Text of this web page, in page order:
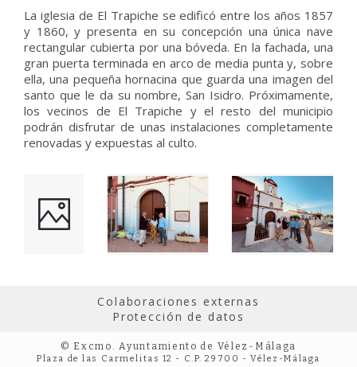
La iglesia de El Trapiche se edificó entre los años 1857
y 1860, y presenta en su concepción una única nave
rectangular cubierta por una bóveda. En la fachada, una
gran puerta terminada en arco de media punta y, sobre
ella, una pequeña hornacina que guarda una imagen del
santo que le da su nombre, San Isidro. Próximamente,
los vecinos de El Trapiche y el resto del municipio
podrán disfrutar de unas instalaciones completamente
renovadas y expuestas al culto.
Colaboraciones externas
Protección de datos
© Excmo. Ayuntamiento de Vélez-Málaga
Plaza de las Carmelitas 12 - C.P. 29700 - Vélez-Málaga